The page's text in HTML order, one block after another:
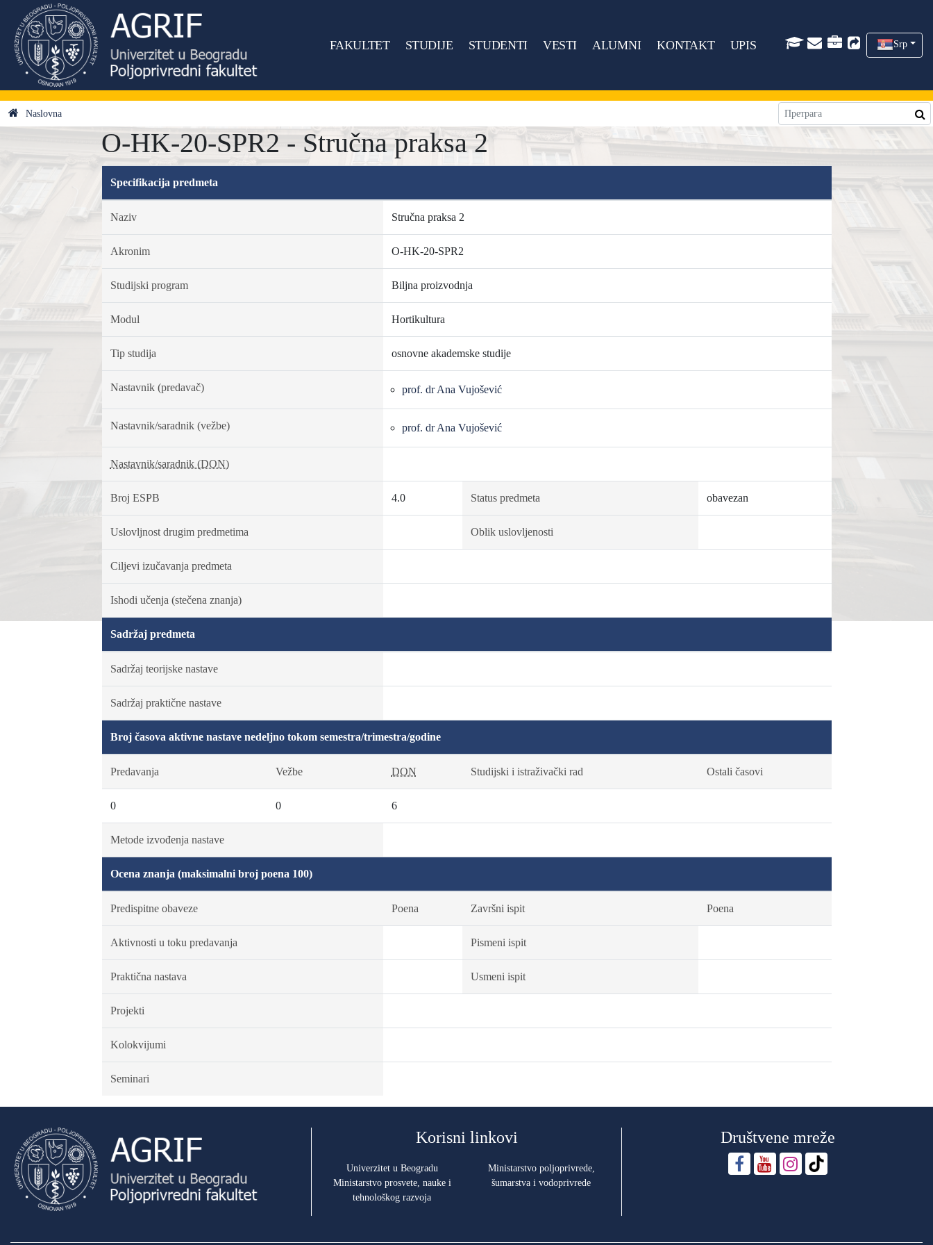
FAKULTET STUDIJE STUDENTI VESTI ALUMNI KONTAKT UPIS Srp
Naslovna
O-HK-20-SPR2 - Stručna praksa 2
Specifikacija predmeta
Naziv Stručna praksa 2
Akronim O-HK-20-SPR2
Studijski program Biljna proizvodnja
Modul Hortikultura
Tip studija osnovne akademske studije
Nastavnik (predavač) prof. dr Ana Vujošević
Nastavnik/saradnik (vežbe) prof. dr Ana Vujošević
Nastavnik/saradnik (DON)
Broj ESPB 4.0 Status predmeta obavezan
Uslovljnost drugim predmetima Oblik uslovljenosti
Ciljevi izučavanja predmeta
Ishodi učenja (stečena znanja)
Sadržaj predmeta
Sadržaj teorijske nastave
Sadržaj praktične nastave
Broj časova aktivne nastave nedeljno tokom semestra/trimestra/godine
Predavanja Vežbe DON Studijski i istraživački rad Ostali časovi
0 0 6
Metode izvođenja nastave
Ocena znanja (maksimalni broj poena 100)
Predispitne obaveze Poena Završni ispit Poena
Aktivnosti u toku predavanja Pismeni ispit
Praktična nastava Usmeni ispit
Projekti
Kolokvijumi
Seminari
Korisni linkovi
Univerzitet u Beogradu
Ministarstvo prosvete, nauke i
tehnološkog razvoja
Ministarstvo poljoprivrede,
šumarstva i vodoprivrede
Društvene mreže